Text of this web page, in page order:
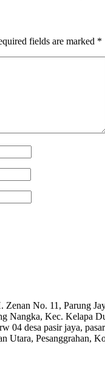
fields are marked *
No. 11, Parung
Nangka, Kec. Kelapa
04 desa pasir jaya,
Utara, Pesanggrahan,